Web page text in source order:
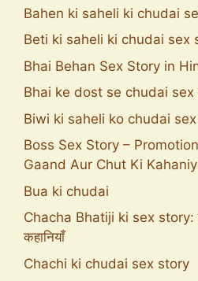
Bahen ki saheli ki chudai
Beti ki saheli ki chudai sex
Bhai Behan Sex Story in
Bhai ke dost se chudai sex
Biwi ki saheli ko chudai
Boss Sex Story –
Gaand Aur Chut Ki
Bua ki chudai
Chacha Bhatiji ki sex story:
कहानियाँ
Chachi ki chudai sex story